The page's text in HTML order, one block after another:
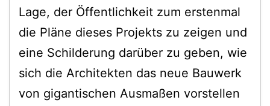
Lage, der Öffentlichkeit zum erstenmal
die Pläne dieses Projekts zu zeigen und
eine Schilderung darüber zu geben, wie
sich die Architekten das neue Bauwerk
von gigantischen Ausmaßen vorstellen